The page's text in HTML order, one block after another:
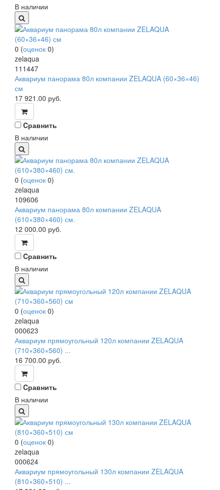
В наличии
0 (оценок 0)
zelaqua
111447
Аквариум панорама 80л компании ZELAQUA (60×36×46)
см
17 921.00 руб.
Cравнить
В наличии
0 (оценок 0)
zelaqua
109606
Аквариум панорама 80л компании ZELAQUA
(610×380×460) см.
12 000.00 руб.
Cравнить
В наличии
0 (оценок 0)
zelaqua
000623
Аквариум прямоугольный 120л компании ZELAQUA
(710×360×560) ...
16 700.00 руб.
Cравнить
В наличии
0 (оценок 0)
zelaqua
000624
Аквариум прямоугольный 130л компании ZELAQUA
(810×360×510) ...